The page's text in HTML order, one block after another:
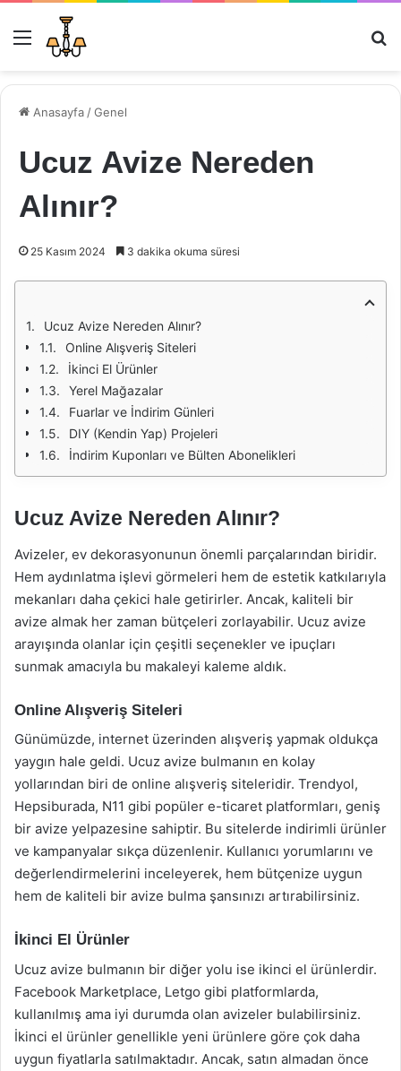
Menü
Anasayfa /Genel
Ucuz Avize Nereden
Alınır?
25 Kasım 2024 3 dakika okuma süresi
Ucuz Avize Nereden Alınır?
Online Alışveriş Siteleri
İkinci El Ürünler
Yerel Mağazalar
Fuarlar ve İndirim Günleri
DIY (Kendin Yap) Projeleri
İndirim Kuponları ve Bülten Abonelikleri
Ucuz Avize Nereden Alınır?
Avizeler, ev dekorasyonunun önemli parçalarından biridir.
Hem aydınlatma işlevi görmeleri hem de estetik katkılarıyla
mekanları daha çekici hale getirirler. Ancak, kaliteli bir
avize almak her zaman bütçeleri zorlayabilir. Ucuz avize
arayışında olanlar için çeşitli seçenekler ve ipuçları
sunmak amacıyla bu makaleyi kaleme aldık.
Online Alışveriş Siteleri
Günümüzde, internet üzerinden alışveriş yapmak oldukça
yaygın hale geldi. Ucuz avize bulmanın en kolay
yollarından biri de online alışveriş siteleridir. Trendyol,
Hepsiburada, N11 gibi popüler e-ticaret platformları, geniş
bir avize yelpazesine sahiptir. Bu sitelerde indirimli ürünler
ve kampanyalar sıkça düzenlenir. Kullanıcı yorumlarını ve
değerlendirmelerini inceleyerek, hem bütçenize uygun
hem de kaliteli bir avize bulma şansınızı artırabilirsiniz.
İkinci El Ürünler
Ucuz avize bulmanın bir diğer yolu ise ikinci el ürünlerdir.
Facebook Marketplace, Letgo gibi platformlarda,
kullanılmış ama iyi durumda olan avizeler bulabilirsiniz.
İkinci el ürünler genellikle yeni ürünlere göre çok daha
uygun fiyatlarla satılmaktadır. Ancak, satın almadan önce